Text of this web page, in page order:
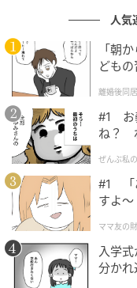
美しい景色や焚き火
力です。けれど、私
からあえて距離を置
にあります。
人気
「朝
ども
離婚後同居
#1 お
ね？
ぜんぶ私
#1 「
すよ
ママ友の
入学
分か